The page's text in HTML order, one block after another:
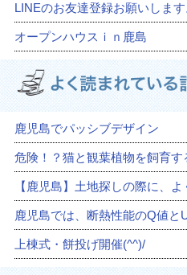
LINEのお友達登録お願いします
オープンハウスｉｎ鹿島
鹿児島でパッシブデザイン
危険！？猫と観葉植物を飼育す
【鹿児島】土地探しの際に、
鹿児島では、断熱性能のQ値と
上棟式・餅投げ開催(^^)/